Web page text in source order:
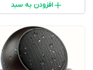
افزودن به سبد